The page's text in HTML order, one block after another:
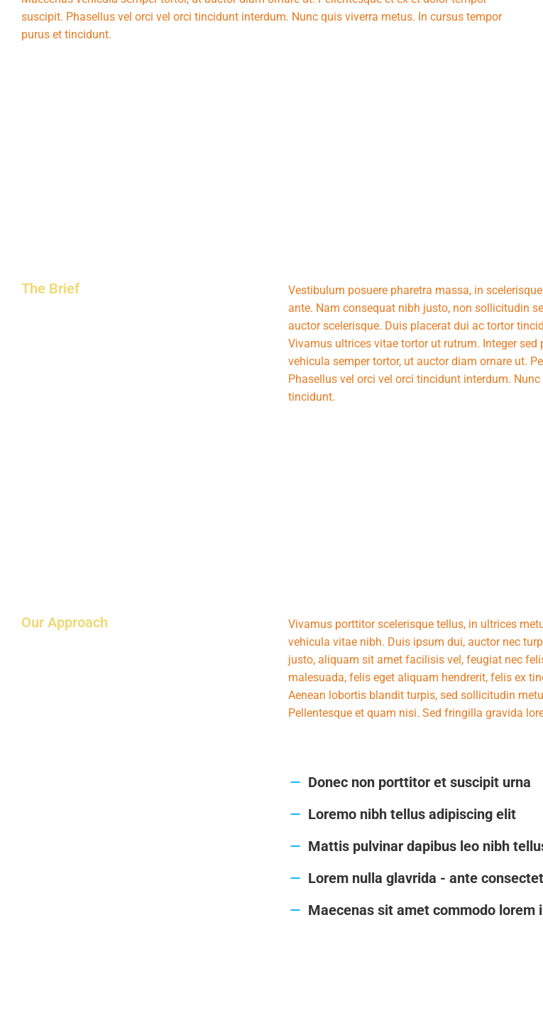
suscipit. Phasellus vel orci vel orci tincidunt interdum. Nunc quis viverra metus. In cursus tempor
purus et tincidunt.
The Brief
Vestibulum posuere pharetra massa, in
ante. Nam consequat nibh justo, non sollicitudin
auctor scelerisque. Duis placerat dui ac tortor
Vivamus ultrices vitae tortor ut rutrum. Integer
vehicula semper tortor, ut auctor diam ornare ut.
Phasellus vel orci vel orci tincidunt interdum.
tincidunt.
Our Approach
Vivamus porttitor scelerisque tellus, in ultrices
vehicula vitae nibh. Duis ipsum dui, auctor nec
justo, aliquam sit amet facilisis vel, feugiat nec
malesuada, felis eget aliquam hendrerit, felis ex
Aenean lobortis blandit turpis, sed sollicitudin
Pellentesque et quam nisi. Sed fringilla gravida
Donec non porttitor et suscipit urna
Loremo nibh tellus adipiscing elit
Mattis pulvinar dapibus leo nibh
Lorem nulla glavrida - ante
Maecenas sit amet commodo lorem